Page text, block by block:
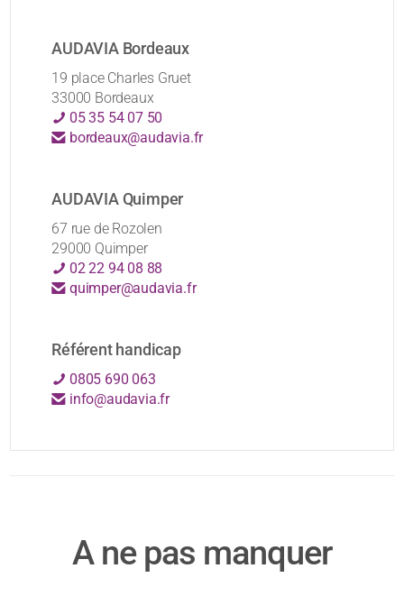
AUDAVIA Bordeaux
19 place Charles Gruet
33000 Bordeaux
05 35 54 07 50
bordeaux@audavia.fr
AUDAVIA Quimper
67 rue de Rozolen
29000 Quimper
02 22 94 08 88
quimper@audavia.fr
Référent handicap
0805 690 063
info@audavia.fr
A ne pas manquer